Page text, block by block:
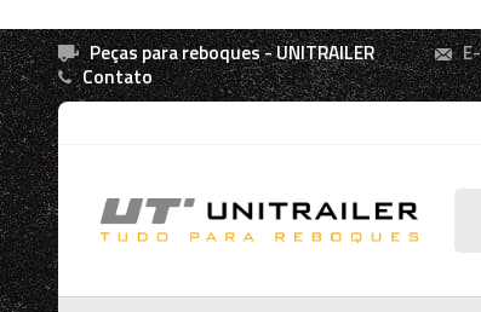
Peças para reboques - UNITRAILER
Contato